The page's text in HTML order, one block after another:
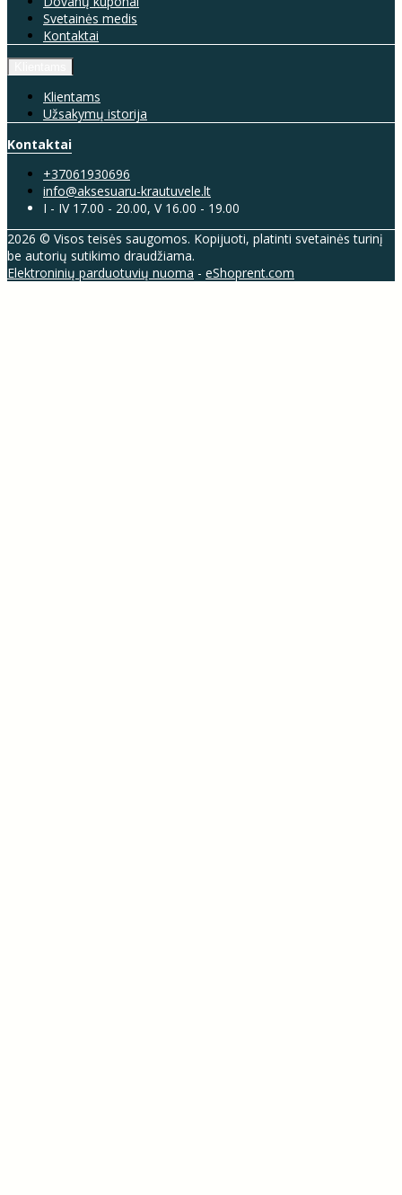
Svetainės medis
Kontaktai
Klientams
Užsakymų istorija
Kontaktai
+37061930696
info@aksesuaru-krautuvele.lt
I - IV 17.00 - 20.00, V 16.00 - 19.00
2026 © Visos teisės saugomos. Kopijuoti, platinti svetainės turinį
be autorių sutikimo draudžiama.
Elektroninių parduotuvių nuoma - eShoprent.com